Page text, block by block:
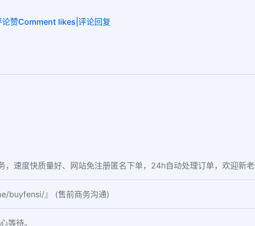
赞Comment likes|评论回复
速度快质量好、网站免注册匿名下单，24h自动处理订单，欢迎新老
buyfensi/』 (售前商务沟通)
等待。